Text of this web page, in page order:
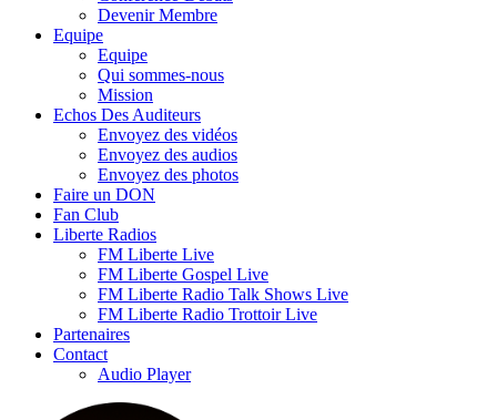
Devenir Membre
Equipe
Equipe
Qui sommes-nous
Mission
Echos Des Auditeurs
Envoyez des vidéos
Envoyez des audios
Envoyez des photos
Faire un DON
Fan Club
Liberte Radios
FM Liberte Live
FM Liberte Gospel Live
FM Liberte Radio Talk Shows Live
FM Liberte Radio Trottoir Live
Partenaires
Contact
Audio Player